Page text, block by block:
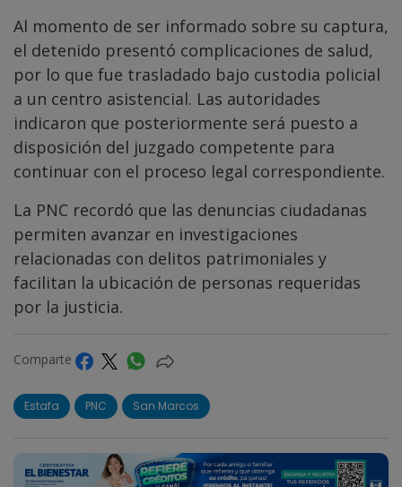
Al momento de ser informado sobre su captura,
el detenido presentó complicaciones de salud,
por lo que fue trasladado bajo custodia policial
a un centro asistencial. Las autoridades
indicaron que posteriormente será puesto a
disposición del juzgado competente para
continuar con el proceso legal correspondiente.
La PNC recordó que las denuncias ciudadanas
permiten avanzar en investigaciones
relacionadas con delitos patrimoniales y
facilitan la ubicación de personas requeridas
por la justicia.
Comparte
Estafa PNC San Marcos